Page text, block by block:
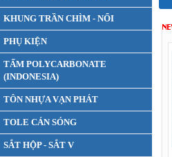
KHUNG TRẦN CHÌM - NỔI
PHỤ KIỆN
TẤM POLYCARBONATE
(INDONESIA)
TÔN NHỰA VẠN PHÁT
TOLE CÁN SÓNG
SẮT HỘP - SẮT V